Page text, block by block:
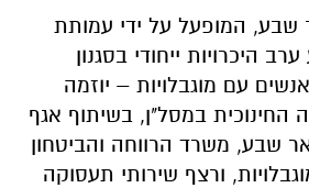
שבע, המופעל על ידי עמותת
היכרויות ייחודי בסגנון
עם מוגבלויות – יוזמה
במסל"ן, בשיתוף אגף
שבע, משרד הרווחה והביטחון
ורצף שירותי תעסוקה